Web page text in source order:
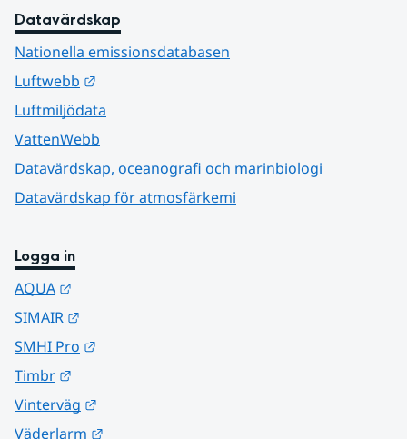
Datavärdskap
Nationella emissionsdatabasen
Luftwebb
Luftmiljödata
VattenWebb
Datavärdskap, oceanografi och marinbiologi
Datavärdskap för atmosfärkemi
Logga in
AQUA
SIMAIR
SMHI Pro
Timbr
Vinterväg
Väderlarm